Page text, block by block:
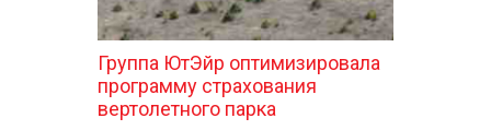
Группа ЮтЭйр оптимизировала
программу страхования
вертолетного парка